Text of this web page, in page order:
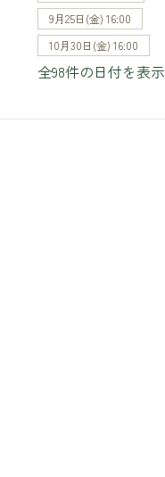
9月25日(金) 16:00
10月30日(金) 16:00
全98件の日付を表示